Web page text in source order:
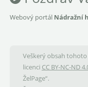
Webový portál Nádražní
Veškerý obsah
licenci CC BY-NC-ND
ŽelPage“.